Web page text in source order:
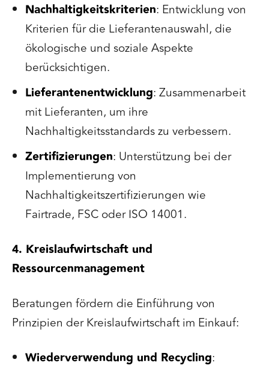
Nachhaltigkeitskriterien: Entwicklung von
Kriterien für die Lieferantenauswahl, die
ökologische und soziale Aspekte
berücksichtigen.
Lieferantenentwicklung: Zusammenarbeit
mit Lieferanten, um ihre
Nachhaltigkeitsstandards zu verbessern.
Zertifizierungen: Unterstützung bei der
Implementierung von
Nachhaltigkeitszertifizierungen wie
Fairtrade, FSC oder ISO 14001.
4. Kreislaufwirtschaft und
Ressourcenmanagement
Beratungen fördern die Einführung von
Prinzipien der Kreislaufwirtschaft im Einkauf:
Wiederverwendung und Recycling: